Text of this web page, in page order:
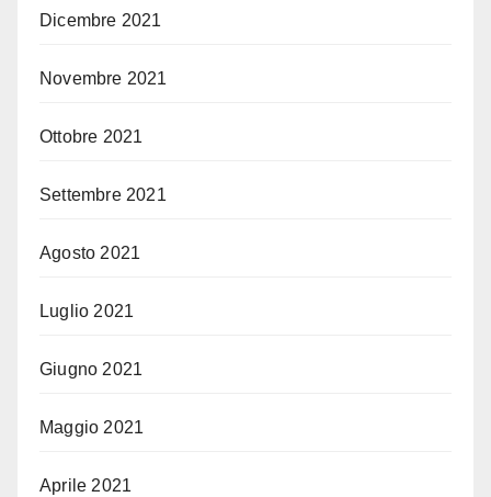
Dicembre 2021
Novembre 2021
Ottobre 2021
Settembre 2021
Agosto 2021
Luglio 2021
Giugno 2021
Maggio 2021
Aprile 2021